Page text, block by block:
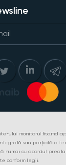
ului monitorul.fisc.md
integrală sau parțială a
numai cu acordul
conform legii.